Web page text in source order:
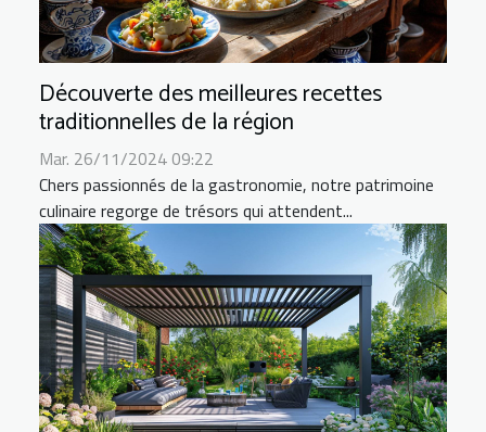
Découverte des meilleures recettes
traditionnelles de la région
Mar. 26/11/2024 09:22
Chers passionnés de la gastronomie, notre patrimoine
culinaire regorge de trésors qui attendent...